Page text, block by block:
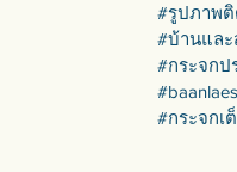
#รูปภาพติ
#บ้านแล
#กระจกป
#กระจกเ